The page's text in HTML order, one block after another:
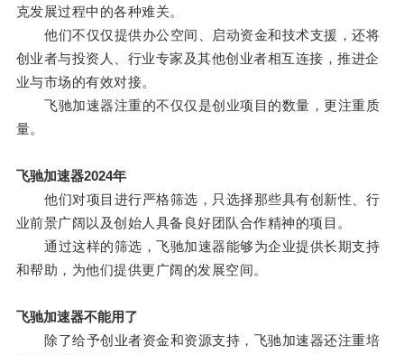
克发展过程中的各种难关。
他们不仅仅提供办公空间、启动资金和技术支援，还将
创业者与投资人、行业专家及其他创业者相互连接，推进企
业与市场的有效对接。
飞驰加速器注重的不仅仅是创业项目的数量，更注重质
量。
飞驰加速器2024年
他们对项目进行严格筛选，只选择那些具有创新性、行
业前景广阔以及创始人具备良好团队合作精神的项目。
通过这样的筛选，飞驰加速器能够为企业提供长期支持
和帮助，为他们提供更广阔的发展空间。
飞驰加速器不能用了
除了给予创业者资金和资源支持，飞驰加速器还注重培